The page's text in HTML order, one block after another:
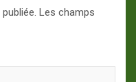
Les champs